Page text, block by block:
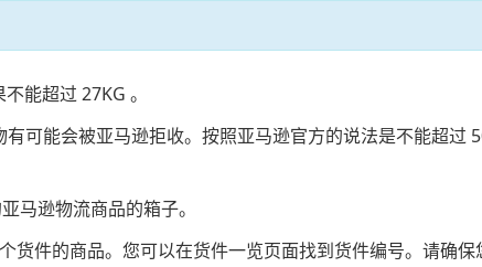
能超过 27KG 。
可能会被亚马逊拒收。按照亚马逊官方的说法是不能超过
马逊物流商品的箱子。
件的商品。您可以在货件一览页面找到货件编号。请确